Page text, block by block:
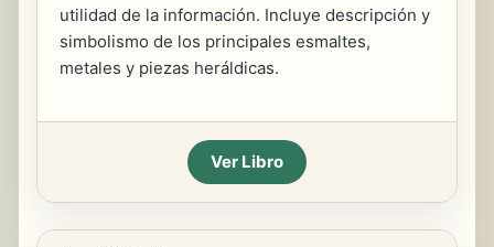
utilidad de la información. Incluye descripción y
simbolismo de los principales esmaltes,
metales y piezas heráldicas.
Ver Libro